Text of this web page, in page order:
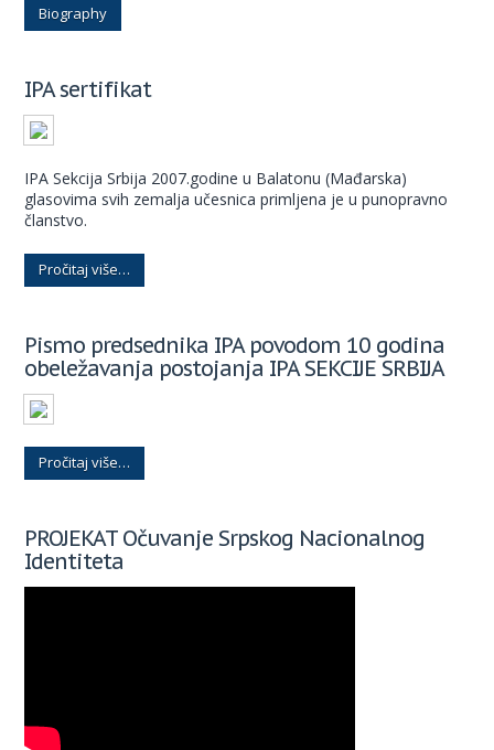
Biography
IPA sertifikat
IPA Sekcija Srbija 2007.godine u Balatonu (Mađarska)
glasovima svih zemalja učesnica primljena je u punopravno
članstvo.
Pročitaj više…
Pismo predsednika IPA povodom 10 godina
obeležavanja postojanja IPA SEKCIJE SRBIJA
Pročitaj više…
PROJEKAT Očuvanje Srpskog Nacionalnog
Identiteta